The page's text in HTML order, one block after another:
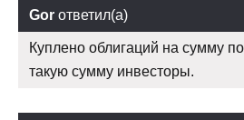
Gor ответил(а)
Куплено облигаций на сумму
такую сумму инвесторы.